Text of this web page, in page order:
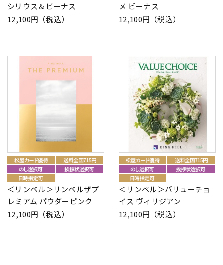
シリウス＆ビーナス
12,100円（税込）
メ ビーナス
12,100円（税込）
＜リンベル＞リンベルザプ
レミアム パウダーピンク
12,100円（税込）
＜リンベル＞バリューチョ
イス ヴィリジアン
12,100円（税込）